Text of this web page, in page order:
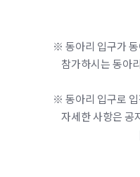
※ 동아리 입구가
참가하시는 동아
※ 동아리 입구로 입
자세한 사항은 공